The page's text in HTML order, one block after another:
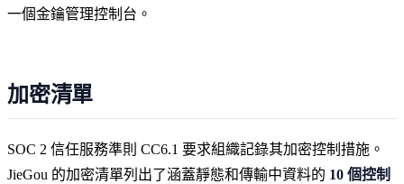
一個金鑰管理控制台。
加密清單
SOC 2 信任服務準則 CC6.1 要求組織記錄其加密控制措施。
JieGou 的加密清單列出了涵蓋靜態和傳輸中資料的 10 個控制